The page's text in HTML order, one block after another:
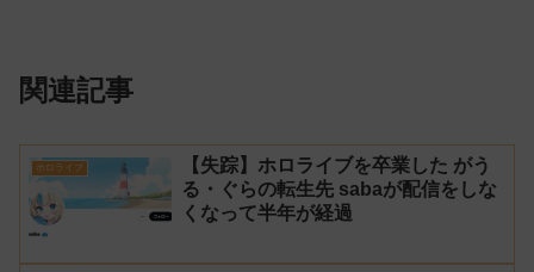
関連記事
ホロライブ
【失踪】ホロライブを卒業した がう
る・ぐらの転生先 sabaが配信をしな
くなって半年が経過